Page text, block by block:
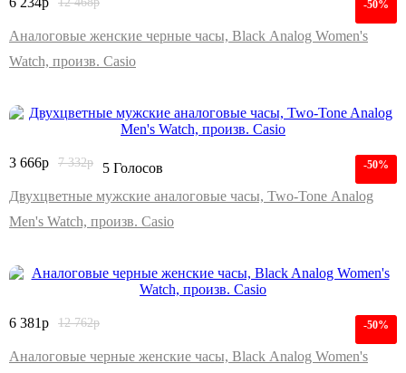
-50%
Аналоговые женские черные часы, Black Analog Women's
Watch, произв. Casio
-50%
3 666р 7 332р
5 Голосов
Двухцветные мужские аналоговые часы, Two-Tone Analog
Men's Watch, произв. Casio
-50%
6 381р 12 762р
Аналоговые черные женские часы, Black Analog Women's